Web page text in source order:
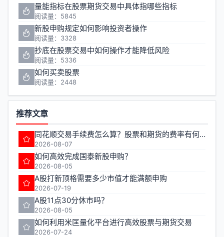
量能指标在股票期货交易中具体指哪些指标
阅读量：5845
新股申购规定如何影响投资者操作
阅读量：3328
抄底在股票交易中如何操作才能降低风险
阅读量：5336
如何买卖股票
阅读量：2448
推荐文章
同花顺交易手续费怎么算？股票和期货的费率有何不同？
2026-08-07
如何高效完成国泰新股申购？
2026-08-05
A股打新顶格需要多少市值才能满额申购
2026-07-19
A股11点30分休市吗？
2026-08-05
如何利用米匡量化平台进行高效股票与期货交易
2026-07-24